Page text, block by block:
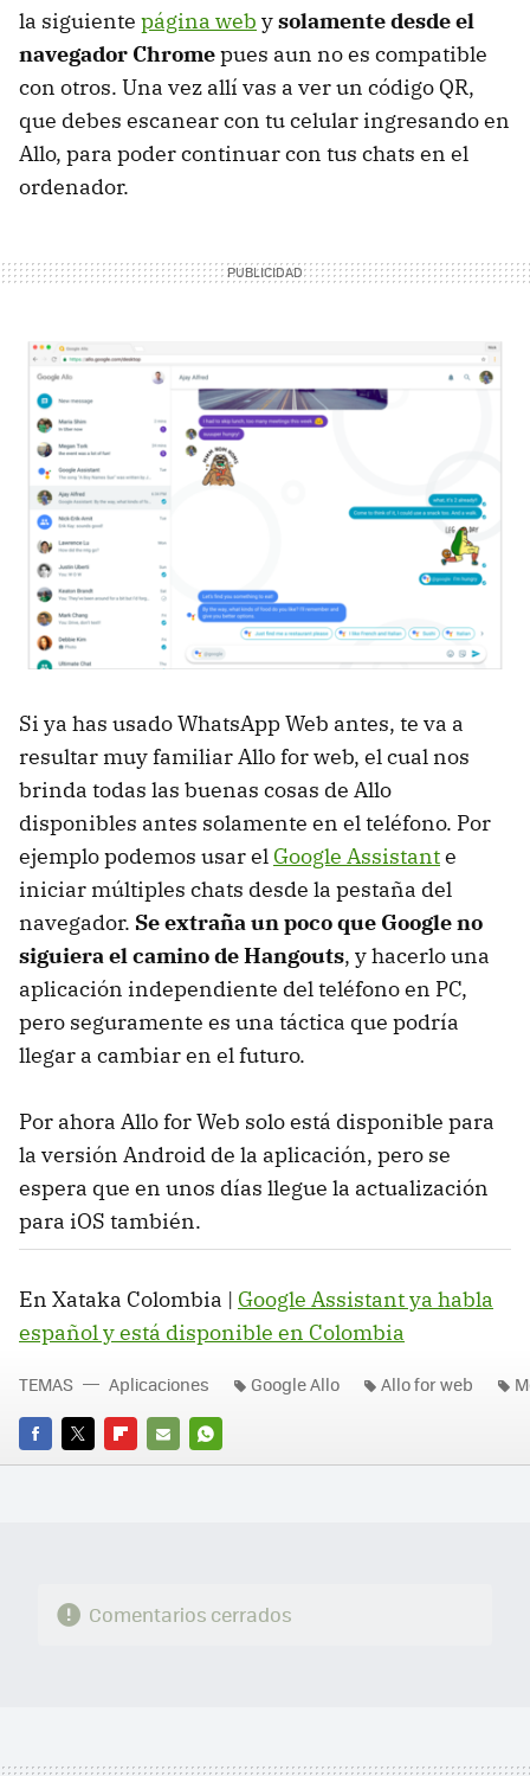
la siguiente página web ysolamente desde el
navegador Chromepues aun no es compatible
con otros. Una vez allí vas a ver un código QR,
que debes escanear con tu celular ingresando en
Allo, para poder continuar con tus chats en el
ordenador.
Si ya has usado WhatsApp Web antes, te va a
resultar muy familiar Allo for web, el cual nos
brinda todas las buenas cosas de Allo
disponibles antes solamente en el teléfono. Por
ejemplo podemos usar el Google Assistante
iniciar múltiples chats desde la pestaña del
navegador. Se extraña un poco que Google no
siguiera el camino de Hangouts, y hacerlo una
aplicación independiente del teléfono en PC,
pero seguramente es una táctica que podría
llegar a cambiar en el futuro.
Por ahora Allo for Web solo está disponible para
la versión Android de la aplicación, pero se
espera que en unos días llegue la actualización
para iOS también.
En Xataka Colombia | Google Assistant ya habla
español y está disponible en Colombia
FACEBOOK
TWITTERFLIPBOARD
E-
WHATSAPP
TEMAS Aplicaciones Google Allo Allo for web
Comentarios cerrados